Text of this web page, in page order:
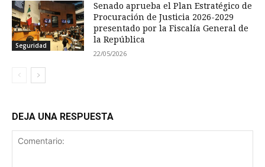
Seguridad
Senado aprueba el Plan Estratégico de
Procuración de Justicia 2026-2029
presentado por la Fiscalía General de
la República
22/05/2026
DEJA UNA RESPUESTA